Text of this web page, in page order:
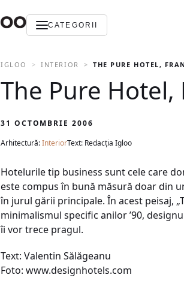
CATEGORII
IGLOO INTERIOR THE PURE HOTEL,
The Pure
31 OCTOMBRIE 2006
Arhitectură:InteriorText: Redacția Igloo
Hotelurile tip business sunt cele care
este compus în bună măsură doar din
în jurul gării principale. În acest peisaj,
minimalismul specific anilor ’90,
îi vor trece pragul.
Text: Valentin Sălăgeanu
Foto: www.designhotels.com